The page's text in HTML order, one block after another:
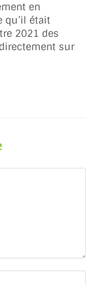
en
qu’il était
2021 des
sur